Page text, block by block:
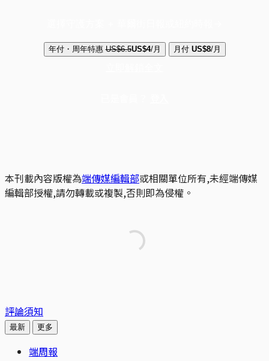
年付・周年特惠 US$6.5US$4/月 月付 US$8/月
本刊載內容版權為端傳媒編輯部或相關單位所有,未經端傳媒
編輯部授權,請勿轉載或複製,否則即為侵權。
評論須知
最新 更多
端周報